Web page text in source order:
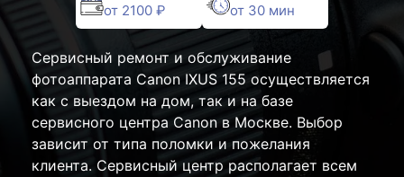
от 2100 ₽ от 30 мин
Сервисный ремонт и обслуживание
фотоаппарата Canon IXUS 155 осуществляется
как с выездом на дом, так и на базе
сервисного центра Canon в Москве. Выбор
зависит от типа поломки и пожелания
клиента. Сервисный центр располагает всем